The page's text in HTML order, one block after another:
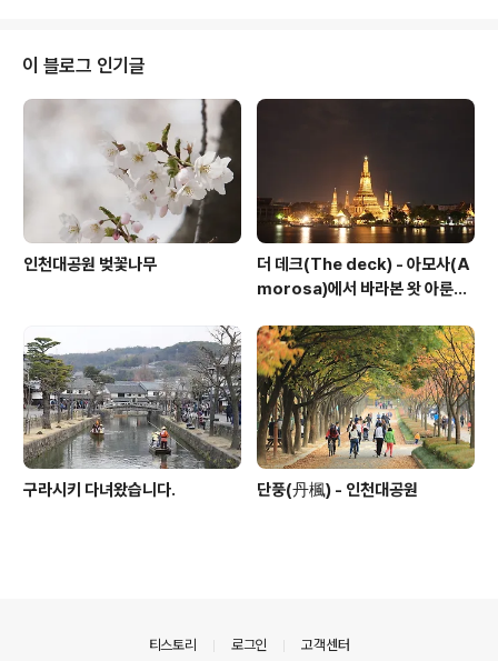
이 블로그 인기글
인천대공원 벚꽃나무
더 데크(The deck) - 아모사(A
morosa)에서 바라본 왓 아룬
구라시키 다녀왔습니다. 단풍(丹楓) - 인천대공원
티스토리 로그인 고객센터